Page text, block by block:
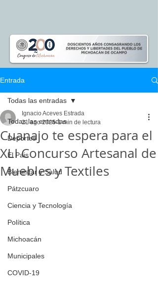
Entrada
Todas las entradas
Deportes
El Pais
Bienestar y Salud
Pátzcuaro
Ciencia y Tecnología
Política
Michoacán
Municipales
COVID-19
Todas las entradas
Cuanajo te espera para el
XLI Concurso Artesanal de
Muebles y Textiles
Ignacio Aceves Estrada
21 ago 2025 1 min de lectura